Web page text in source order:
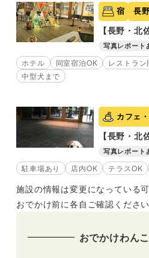
宿 長
【長野・北
写真レポート
ホテル 同室宿泊OK レストラ
中型犬まで
カフェ
【長野・北
写真レポート
駐車場あり 店内OK テラスOK
施設の情報は変更になっている
おでかけ前に各自ご確認ください
おでかけわん